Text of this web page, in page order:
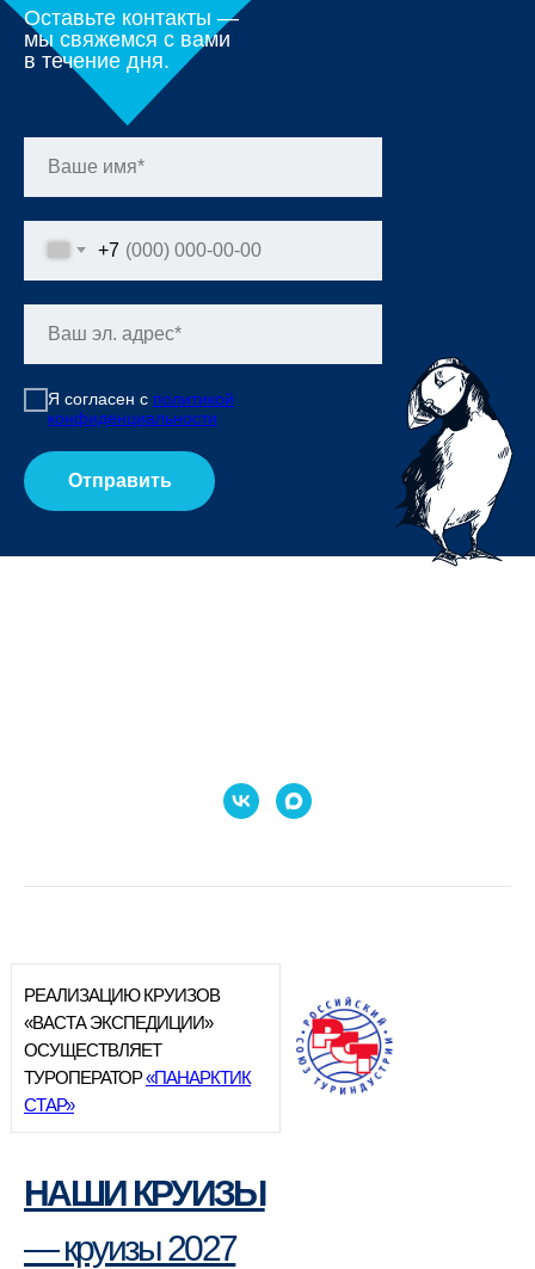
Оставьте контакты —
мы свяжемся с вами
в течение дня.
+7
Я согласен с политикой
конфиденциальности
Отправить
РЕАЛИЗАЦИЮ КРУИЗОВ
«ВАСТА ЭКСПЕДИЦИИ»
ОСУЩЕСТВЛЯЕТ
ТУРОПЕРАТОР«ПАНАРКТИК
СТАР»
НАШИ КРУИЗЫ
— круизы 2027